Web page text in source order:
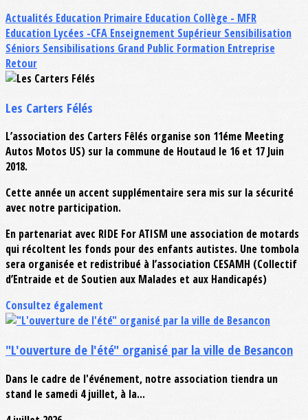
Actualités Education Primaire Education Collège - MFR
Education Lycées -CFA Enseignement Supérieur Sensibilisation
Séniors Sensibilisations Grand Public Formation Entreprise
Retour
Les Carters Félés
L’association des Carters Fêlés organise son 11éme Meeting
Autos Motos US) sur la commune de Houtaud le 16 et 17 Juin
2018.
Cette année un accent supplémentaire sera mis sur la sécurité
avec notre participation.
En partenariat avec RIDE For ATISM une association de motards
qui récoltent les fonds pour des enfants autistes. Une tombola
sera organisée et redistribué à l’association CESAMH (Collectif
d’Entraide et de Soutien aux Malades et aux Handicapés)
Consultez également
"L'ouverture de l'été" organisé par la ville de Besancon
Dans le cadre de l'événement, notre association tiendra un
stand le samedi 4 juillet, à la...